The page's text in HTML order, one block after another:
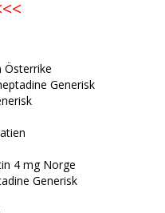
Generisk
4 mg Norge
Generisk